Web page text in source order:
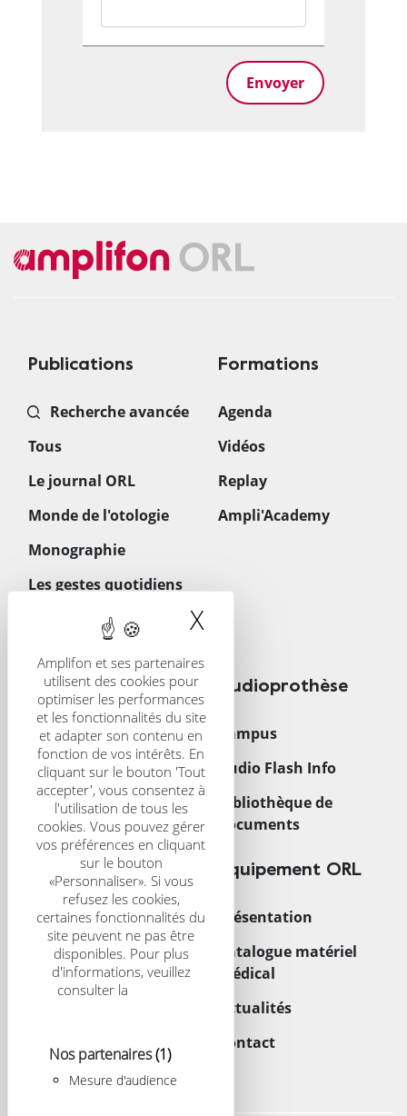
Amplifon et ses partenaires
utilisent des cookies pour
optimiser les performances
et les fonctionnalités du site
et adapter son contenu en
fonction de vos intérêts. En
cliquant sur le bouton 'Tout
accepter', vous consentez à
l'utilisation de tous les
cookies. Vous pouvez gérer
vos préférences en cliquant
sur le bouton
«Personnaliser». Si vous
refusez les cookies,
certaines fonctionnalités du
site peuvent ne pas être
disponibles. Pour plus
d'informations, veuillez
consulter la
Nos partenaires(1)
Mesure d'audience
X
Publications
Recherche avancée
Tous
Le journal ORL
Monde de l'otologie
Monographie
Les gestes quotidiens
Téléchargements
Formations
Agenda
Vidéos
Replay
Ampli'Academy
CRS
Présentation
CRS Scientific Journal
Congrès
Audioprothèse
Campus
Audio Flash Info
Bibliothèque de
documents
Trouver un centre
Acouphènes
Enfant
Implants
Équipement ORL
Présentation
Catalogue matériel
médical
Actualités
Contact